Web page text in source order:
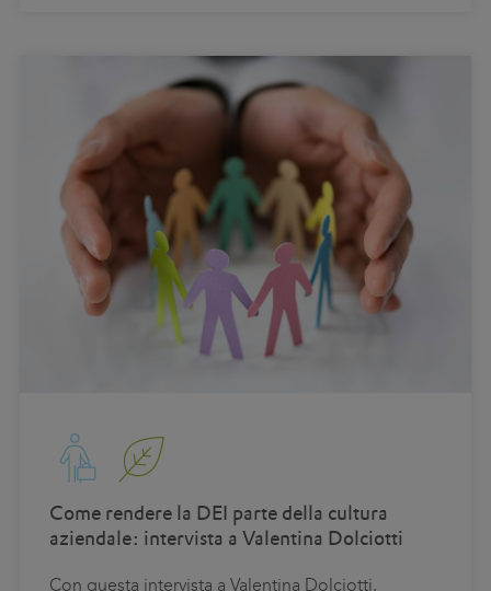
Come rendere la DEI parte della cultura
aziendale: intervista a Valentina Dolciotti
Con questa intervista a Valentina Dolciotti,